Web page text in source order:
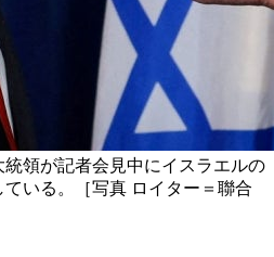
統領が記者会見中にイスラエルの
いる。［写真 ロイター＝聯合